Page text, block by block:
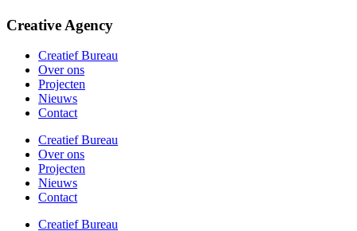
Creative Agency
Creatief Bureau
Over ons
Projecten
Nieuws
Contact
Creatief Bureau
Over ons
Projecten
Nieuws
Contact
Creatief Bureau